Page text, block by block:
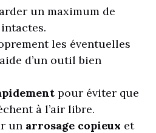
un maximum de
les éventuelles
d’un outil bien
pour éviter que
à l’air libre.
un arrosage copieux et